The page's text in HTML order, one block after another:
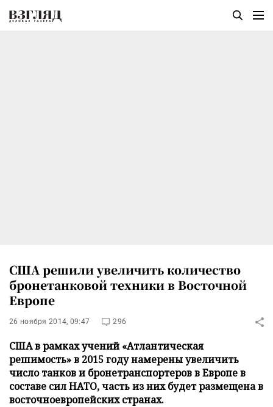
США решили увеличить количество
бронетанковой техники в Восточной
Европе
26 ноября 2014, 09:47 296
США в рамках учений «Атлантическая
решимость» в 2015 году намерены увеличить
число танков и бронетранспортеров в Европе в
составе сил НАТО, часть из них будет размещена в
восточноевропейских странах.